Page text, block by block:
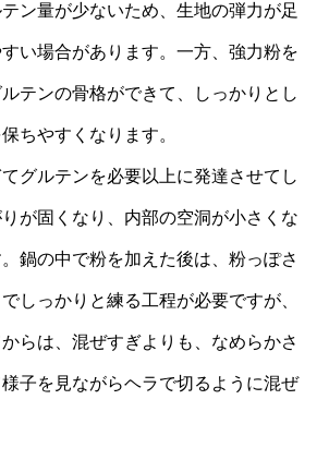
ン量が少ないため、生地の弾力が足
い場合があります。一方、強力粉を
テンの骨格ができて、しっかりとし
ちやすくなります。
グルテンを必要以上に発達させてし
が固くなり、内部の空洞が小さくな
鍋の中で粉を加えた後は、粉っぽさ
しっかりと練る工程が必要ですが、
らは、混ぜすぎよりも、なめらかさ
子を見ながらヘラで切るように混ぜ